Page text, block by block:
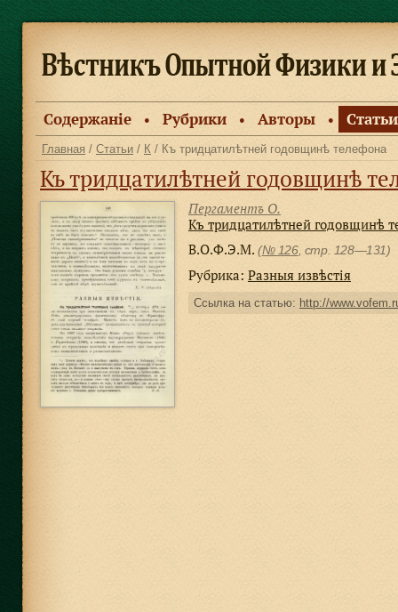
Содержанiе ● Рубрики ● Авторы ● Статьи
Главная / Статьи / К / Къ тридцатилѣтней годовщинѣ телефона
Къ тридцатилѣтней годовщинѣ
Пергаментъ О.
Къ тридцатилѣтней годовщинѣ
В.О.Ф.Э.М. (№ 126, стр. 128—131)
Рубрика: Разныя извѣстiя
Ссылка на статью: http://